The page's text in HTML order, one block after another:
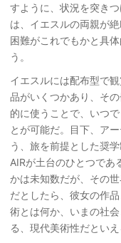
すように、状況を突き
は、イエスルの両親が
困難がこれでもかと具
う。
イエスルには配布型で
品がいくつかあり、そ
的に使うことで、いつ
とが可能だ。目下、ア
う、旅を前提とした奨
AIRが土台のひとつであ
かは未知数だが、その
だとしたら、彼女の作
術とは何か、いまの社
る、現代美術性だといえ